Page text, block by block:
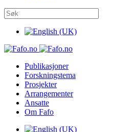
Publikasjoner
Forskningstema
Prosjekter
Arrangementer
Ansatte
Om Fafo